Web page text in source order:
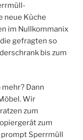
neue Küche
im Nullkommanix
gefragten so
bis zum
Dann
Wir
zum
zum
prompt Sperrmüll